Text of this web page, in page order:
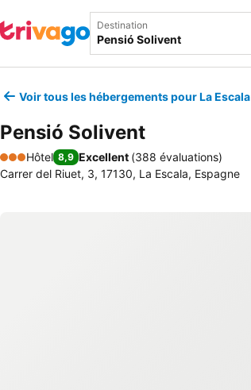
Destination
Voir tous les hébergements pour La Escala
Pensió Solivent
3 Étoiles
Hôtel 8,9 Excellent (388 évaluations)
Carrer del Riuet, 3, 17130, La Escala, Espagne